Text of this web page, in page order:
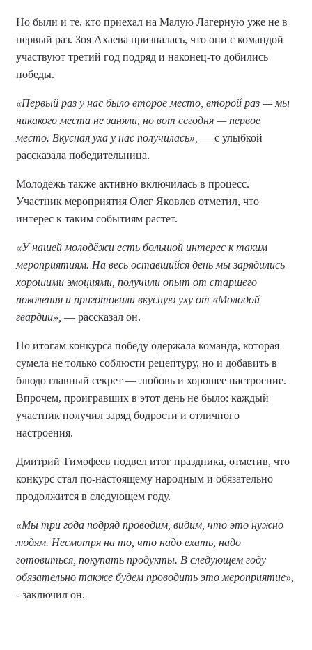
Но были и те, кто приехал на Малую Лагерную уже не в
первый раз. Зоя Ахаева призналась, что они с командой
участвуют третий год подряд и наконец-то добились
победы.
«Первый раз у нас было второе место, второй раз — мы
никакого места не заняли, но вот сегодня — первое
место. Вкусная уха у нас получилась», — с улыбкой
рассказала победительница.
Молодежь также активно включилась в процесс.
Участник мероприятия Олег Яковлев отметил, что
интерес к таким событиям растет.
«У нашей молодёжи есть большой интерес к таким
мероприятиям. На весь оставшийся день мы зарядились
хорошими эмоциями, получили опыт от старшего
поколения и приготовили вкусную уху от «Молодой
гвардии», — рассказал он.
По итогам конкурса победу одержала команда, которая
сумела не только соблюсти рецептуру, но и добавить в
блюдо главный секрет — любовь и хорошее настроение.
Впрочем, проигравших в этот день не было: каждый
участник получил заряд бодрости и отличного
настроения.
Дмитрий Тимофеев подвел итог праздника, отметив, что
конкурс стал по-настоящему народным и обязательно
продолжится в следующем году.
«Мы три года подряд проводим, видим, что это нужно
людям. Несмотря на то, что надо ехать, надо
готовиться, покупать продукты. В следующем году
обязательно также будем проводить это мероприятие»,
- заключил он.